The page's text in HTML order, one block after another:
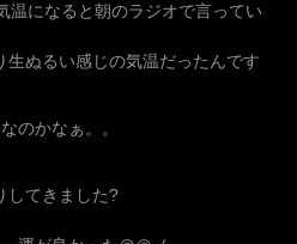
温になると朝のラジオで言ってい
生ぬるい感じの気温だったんです
のかなぁ。。
してきました?